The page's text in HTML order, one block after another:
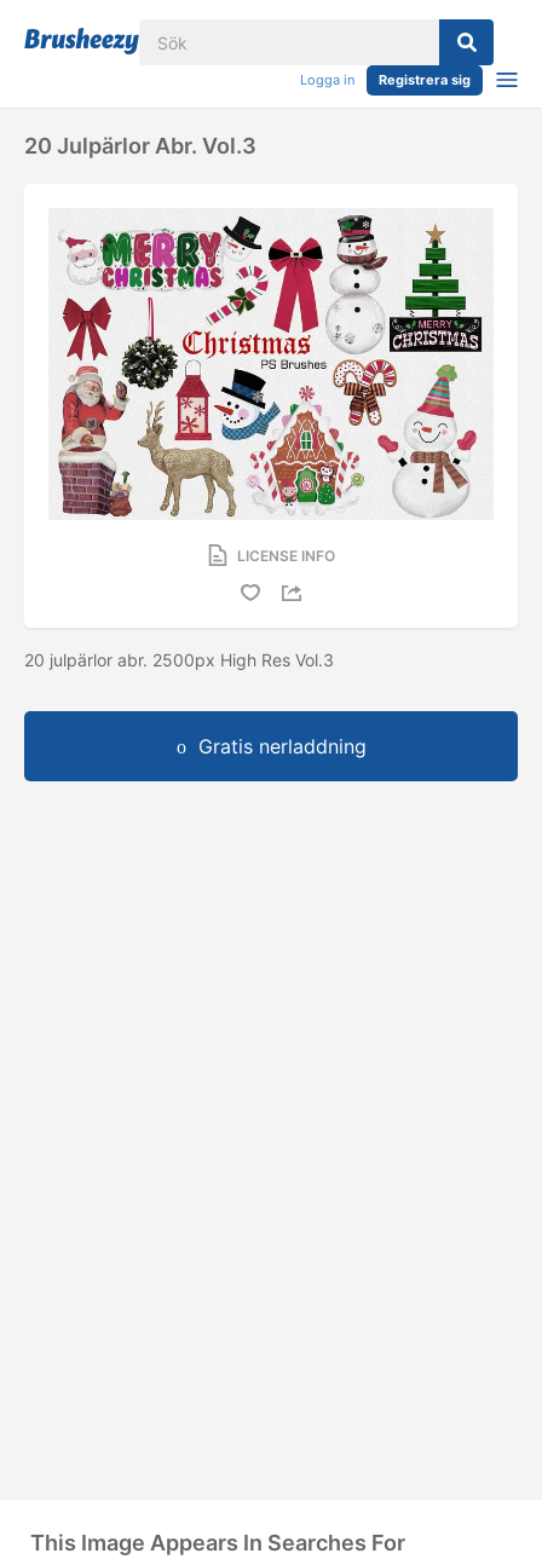
Logga in Registrera sig
20 Julpärlor Abr. Vol.3
LICENSE INFO
20 julpärlor abr. 2500px High Res Vol.3
Gratis nerladdning
This Image Appears In Searches For